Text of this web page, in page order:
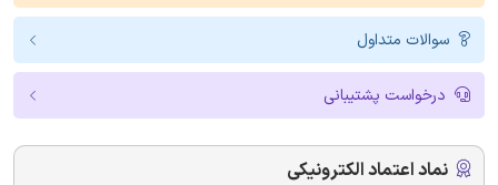
سوالات متداول
درخواست پشتیبانی
نماد اعتماد الکترونیکی